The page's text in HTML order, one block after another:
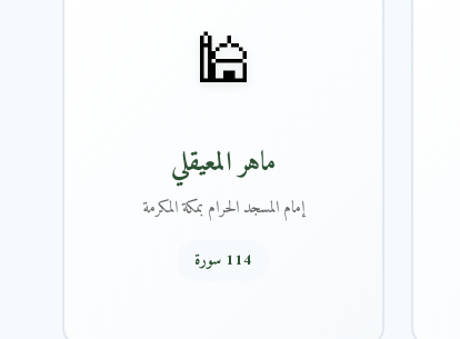
🕌
ماهر المعيقلي
إمام المسجد الحرام بمكة المكرمة
114 سورة